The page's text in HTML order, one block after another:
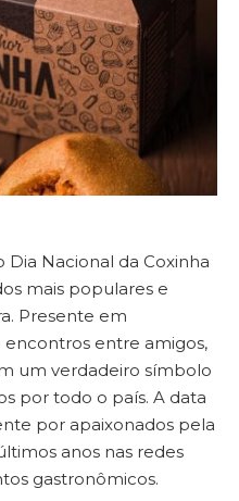
Dia Nacional da Coxinha
mais populares e
Presente em
encontros entre amigos,
um verdadeiro símbolo
por todo o país. A data
por apaixonados pela
anos nas redes
gastronômicos.